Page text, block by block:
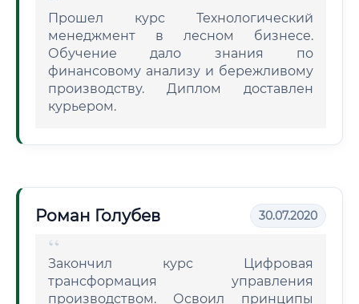
Прошел курс Технологический
менеджмент в лесном бизнесе.
Обучение дало знания по
финансовому анализу и бережливому
производству. Диплом доставлен
курьером.
Роман Голубев 30.07.2020
Закончил курс Цифровая
трансформация управления
производством. Освоил принципы